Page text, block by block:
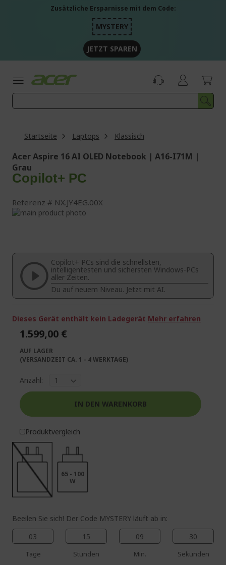
Zusätzliche Ersparnisse mit dem Code:
MYSTERY
JETZT SPAREN
Startseite Laptops Klassisch
Acer Aspire 16 AI OLED Notebook | A16-I71M |
Grau
Copilot+ PC
Referenz NX.JY4EG.00X
Zum
springen
Bildgalerie
springen
Copilot+ PCs sind die schnellsten,
intelligentesten und sichersten Windows-PCs
aller Zeiten.
Du auf neuem Niveau. Jetzt mit AI.
Beeilen Sie sich! Der Code MYSTERY läuft ab in:
03
Tage
15
Stunden
09
Min.
29
Sekunden
1.599,00 €
AUF LAGER
(VERSANDZEIT CA. 1 - 4 WERKTAGE)
Anzahl:
IN DEN WARENKORB
Produktvergleich
65 - 100
W
Dieses Gerät enthält kein Ladegerät Mehr erfahren